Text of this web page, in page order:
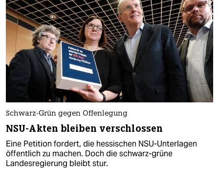
Schwarz-Grün gegen Offenlegung
NSU-Akten bleiben verschlossen
Eine Petition fordert, die hessischen NSU-Unterlagen
öffentlich zu machen. Doch die schwarz-grüne
Landesregierung bleibt stur.